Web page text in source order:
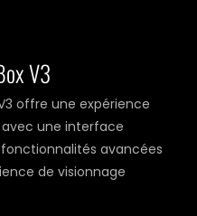
V3
offre une expérience
avec une interface
avancées
de visionnage